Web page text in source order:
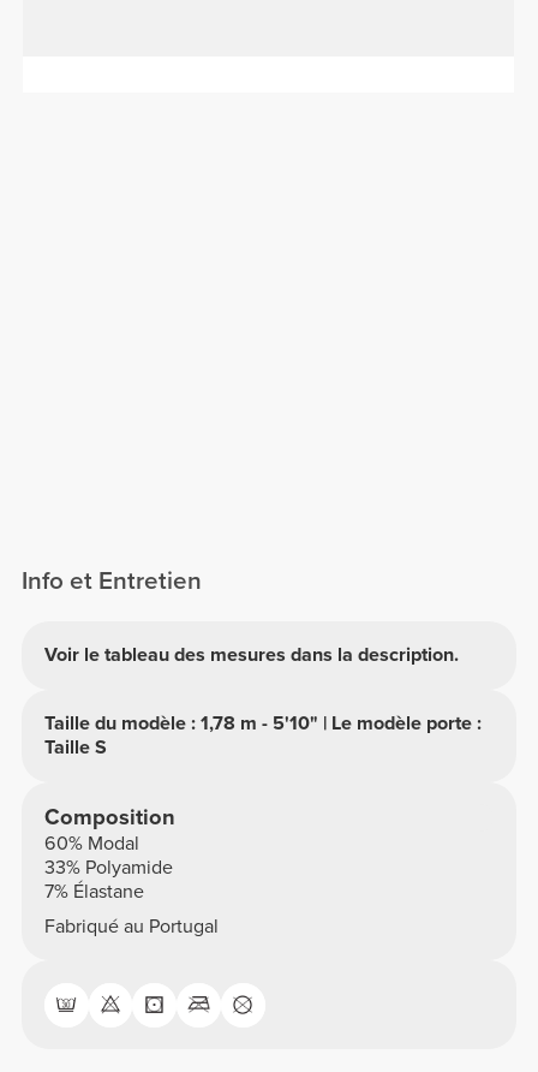
Info et Entretien
Voir le tableau des mesures dans la description.
Taille du modèle : 1,78 m - 5'10" | Le modèle porte :
Taille S
Composition
60% Modal
33% Polyamide
7% Élastane
Fabriqué au Portugal